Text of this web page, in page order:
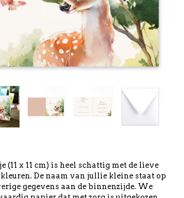
(11 x 11 cm) is heel schattig met de lieve
De naam van jullie kleine staat op
gegevens aan de binnenzijde. We